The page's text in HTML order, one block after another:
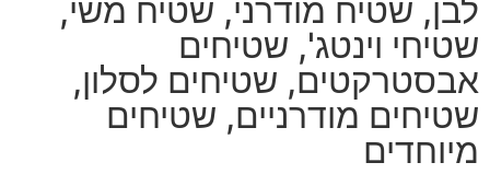
לבן, שטיח מודרני, שטיח משי,
שטיחי וינטג', שטיחים
אבסטרקטים, שטיחים לסלון,
שטיחים מודרניים, שטיחים
מיוחדים